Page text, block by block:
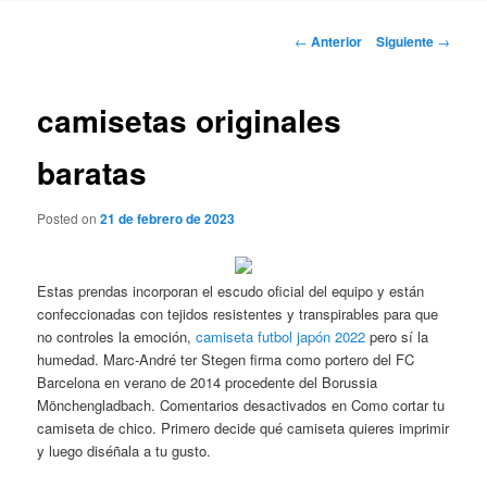
Navegación
← Anterior Siguiente →
camisetas originales
baratas
Posted on21 de febrero de 2023
Estas prendas incorporan el escudo oficial del equipo y están
confeccionadas con tejidos resistentes y transpirables para que
no controles la emoción,camiseta futbol japón 2022 pero sí la
humedad. Marc-André ter Stegen firma como portero del FC
Barcelona en verano de 2014 procedente del Borussia
Mönchengladbach. Comentarios desactivados en Como cortar tu
camiseta de chico. Primero decide qué camiseta quieres imprimir
y luego diséñala a tu gusto.